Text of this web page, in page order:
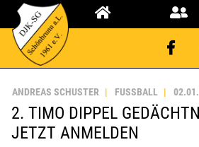
ANDREAS SCHUSTER FUSSBALL
2. TIMO DIPPEL
JETZT ANMELDEN